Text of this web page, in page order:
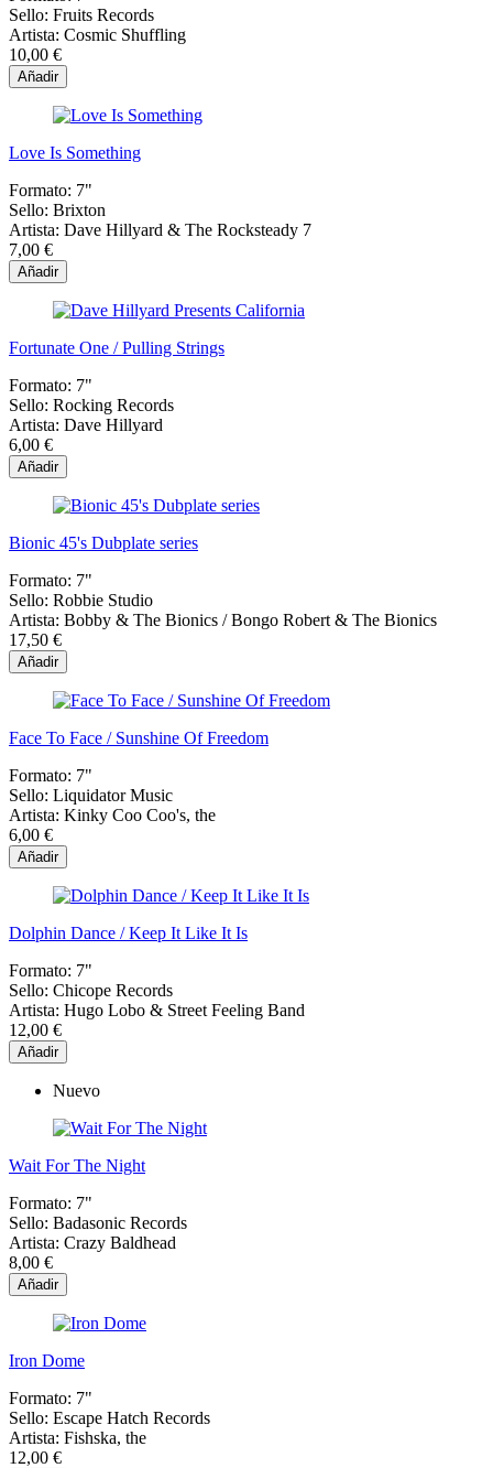
Sello: Fruits Records
Artista: Cosmic Shuffling
10,00 €
Añadir
Love Is Something
Formato: 7"
Sello: Brixton
Artista: Dave Hillyard & The Rocksteady 7
7,00 €
Añadir
Fortunate One / Pulling Strings
Formato: 7"
Sello: Rocking Records
Artista: Dave Hillyard
6,00 €
Añadir
Bionic 45's Dubplate series
Formato: 7"
Sello: Robbie Studio
Artista: Bobby & The Bionics / Bongo Robert & The Bionics
17,50 €
Añadir
Face To Face / Sunshine Of Freedom
Formato: 7"
Sello: Liquidator Music
Artista: Kinky Coo Coo's, the
6,00 €
Añadir
Dolphin Dance / Keep It Like It Is
Formato: 7"
Sello: Chicope Records
Artista: Hugo Lobo & Street Feeling Band
12,00 €
Añadir
Nuevo
Wait For The Night
Formato: 7"
Sello: Badasonic Records
Artista: Crazy Baldhead
8,00 €
Añadir
Iron Dome
Formato: 7"
Sello: Escape Hatch Records
Artista: Fishska, the
12,00 €